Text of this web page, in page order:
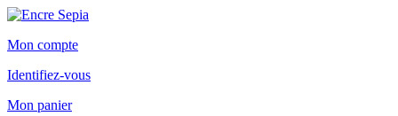
Mon compte
Identifiez-vous
Mon panier